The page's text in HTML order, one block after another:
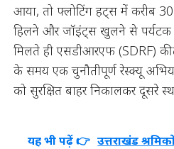
आया, तो फ्लोटिंग हट्स में करीब
हिलने और जॉइंट्स खुलने से
मिलते ही एसडीआरएफ (SDRF) की
के समय एक चुनौतीपूर्ण रेस्क्यू
को सुरक्षित बाहर निकालकर दूसरे
यह भी पढ़ें 👉 उत्तराखंड